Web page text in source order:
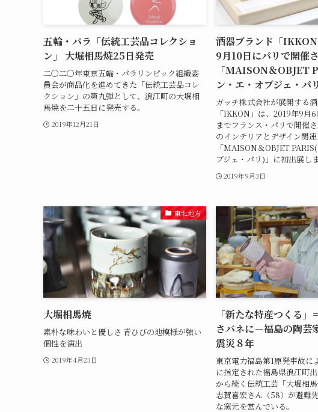
五輪・パラ「伝統工芸品コレクショ
ン」 大堀相馬焼25日発売
二〇二〇年東京五輪・パラリンピック組織委
員会が商品化を進めてきた「伝統工芸品コレ
クション」の第九弾として、浪江町の大堀相
馬焼を二十五日に発売する。
2019年12月21日
酒器ブランド「
9月10日にパリで開催
「MAISON＆OBJET
ン・エ・オブジェ・パ
ガッチ株式会社が展開する
「IKKON」は、2019年9月
までフランス・パリで開催
のインテリアとデザイン関
「MAISON＆OBJET
ブジェ・パリ)」に初出展しま
2019年9月3日
東北地方
大堀相馬焼
素朴な味わいと優しさ 青ひびの地模様が強い
個性を演出
2019年4月23日
「新たな特産つくる」
さバネに－福島の陶芸
震災８年
東京電力福島第1原発事故に
に指定された福島県浪江町
から続く伝統工芸「大堀相馬
志賀喜宏さん（58）が避難
な窯元を営んでいる。